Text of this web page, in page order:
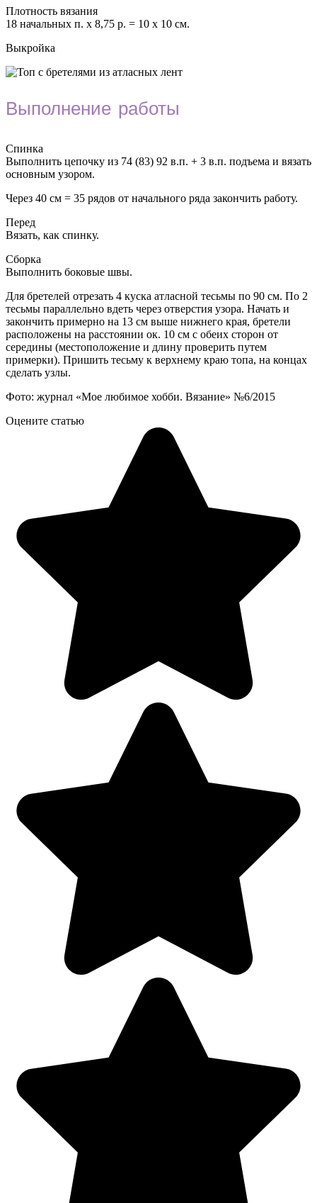
Плотность вязания
18 начальных п. х 8,75 р. = 10 x 10 см.
Выкройка
Выполнение работы
Спинка
Выполнить цепочку из 74 (83) 92 в.п. + 3 в.п. подъема и вязать
основным узором.
Через 40 см = 35 рядов от начального ряда закончить работу.
Перед
Вязать, как спинку.
Сборка
Выполнить боковые швы.
Для бретелей отрезать 4 куска атласной тесьмы по 90 см. По 2
тесьмы параллельно вдеть через отверстия узора. Начать и
закончить примерно на 13 см выше нижнего края, бретели
расположены на расстоянии ок. 10 см с обеих сторон от
середины (местоположение и длину проверить путем
примерки). Пришить тесьму к верхнему краю топа, на концах
сделать узлы.
Фото: журнал «Мое любимое хобби. Вязание» №6/2015
Оцените статью